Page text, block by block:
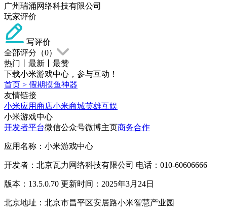
广州瑞涌网络科技有限公司
玩家评价
写评价
全部评分（0）
热门
最新
最赞
下载小米游戏中心，参与互动！
首页 > 假期摸鱼神器
友情链接
小米应用商店小米商城英雄互娱
小米游戏中心
开发者平台微信公众号微博主页商务合作
应用名称：小米游戏中心
开发者：北京瓦力网络科技有限公司 电话：010-60606666
版本：13.5.0.70 更新时间：2025年3月24日
北京地址：北京市昌平区安居路小米智慧产业园